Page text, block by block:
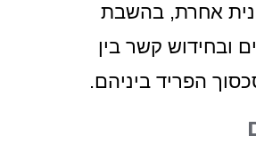
אחרת, בהשבת
ובחידוש קשר בין
הפריד ביניהם.